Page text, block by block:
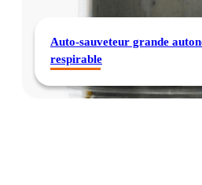
Auto-sauveteur grande
respirable